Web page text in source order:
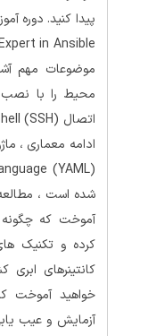
موضوعات مهم
شده است ،
کانتینرهای